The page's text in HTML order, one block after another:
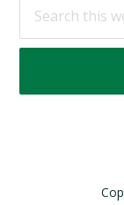
Footer
this
website